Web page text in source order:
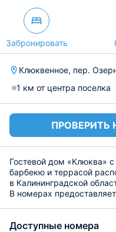
Забронировать
Клюквенное, пер.
1 км от центра поселка
ПРОВЕРИТЬ
Гостевой дом «Клюква»
барбекю и террасой
в Калининградской
В номерах
Гостевой дом «Клюква»
Доступные номера